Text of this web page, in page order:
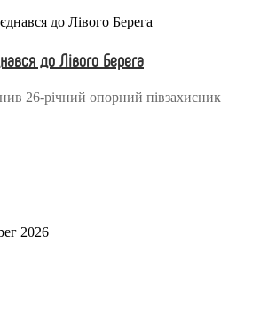
до Лівого Берега
26-річний опорний півзахисник
2026